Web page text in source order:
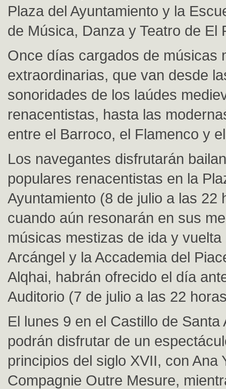
Plaza del Ayuntamiento y la
de Música, Danza y Teatro de El
Once días cargados de músicas
extraordinarias, que van desde
sonoridades de los laúdes
renacentistas, hasta las
entre el Barroco, el Flamenco y
Los navegantes disfrutarán
populares renacentistas en la
Ayuntamiento (8 de julio a las 22
cuando aún resonarán en sus
músicas mestizas de ida y
Arcángel y la Accademia del
Alqhai, habrán ofrecido el día
Auditorio (7 de julio a las 22
El lunes 9 en el Castillo de Santa
podrán disfrutar de un
principios del siglo XVII, con Ana
Compagnie Outre Mesure,